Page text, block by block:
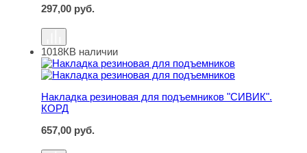
297,00 руб.
Накладка резиновая для подъемников "СИВИК". КОРД
1018КВ наличии
Накладка резиновая для подъемников "СИВИК".
КОРД
657,00 руб.